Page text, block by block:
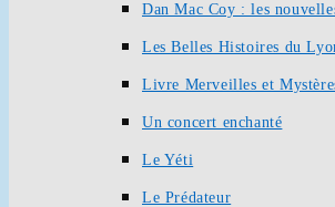
Dan Mac Coy : les
Les Belles Histoires du
Livre Merveilles et
Un concert enchanté
Le Yéti
Le Prédateur